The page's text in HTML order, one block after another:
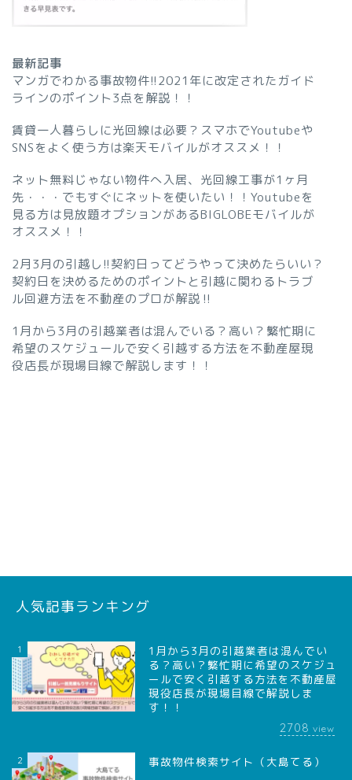
最新記事
マンガでわかる事故物件!!2021年に改定されたガイド
ラインのポイント3点を解説！！
賃貸一人暮らしに光回線は必要？スマホでYoutubeや
SNSをよく使う方は楽天モバイルがオススメ！！
ネット無料じゃない物件へ入居、光回線工事が1ヶ月
先・・・でもすぐにネットを使いたい！！Youtubeを
見る方は見放題オプションがあるBIGLOBEモバイルが
オススメ！！
2月3月の引越し!!契約日ってどうやって決めたらいい？
契約日を決めるためのポイントと引越に関わるトラブ
ル回避方法を不動産のプロが解説‼︎
1月から3月の引越業者は混んでいる？高い？繁忙期に
希望のスケジュールで安く引越する方法を不動産屋現
役店長が現場目線で解説します！！
人気記事ランキング
1
1月から3月の引越業者は混んでい
る？高い？繁忙期に希望のスケジュ
ールで安く引越する方法を不動産屋
現役店長が現場目線で解説しま
す！！
2708 view
2 事故物件検索サイト（大島てる）